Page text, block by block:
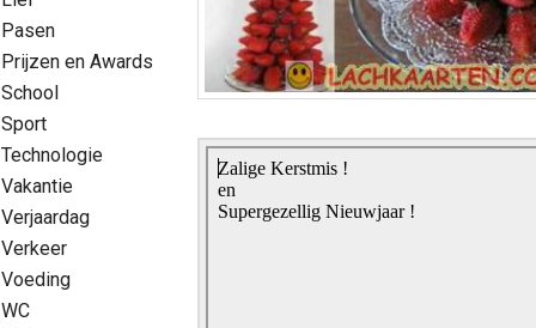
Pasen
Prijzen en Awards
School
Sport
Technologie
Vakantie
Verjaardag
Verkeer
Voeding
WC